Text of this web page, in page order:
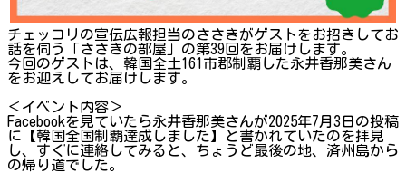
チェッコリの宣伝広報担当のささきがゲストをお招きしてお
話を伺う「ささきの部屋」の第39回をお届けします。
今回のゲストは、韓国全土161市郡制覇した永井香那美さん
をお迎えしてお届けします。
＜イベント内容＞
Facebookを見ていたら永井香那美さんが2025年7月3日の投稿
に【韓国全国制覇達成しました】と書かれていたのを拝見
し、すぐに連絡してみると、ちょうど最後の地、済州島から
の帰り道でした。